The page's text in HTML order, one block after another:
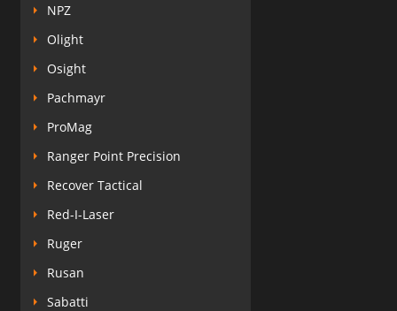
NPZ
Olight
Osight
Pachmayr
ProMag
Ranger Point Precision
Recover Tactical
Red-I-Laser
Ruger
Rusan
Sabatti